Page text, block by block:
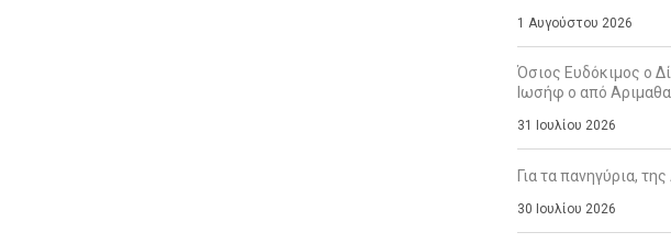
1 Αυγούστου 2026
Όσιος Ευδόκιμος ο
Ιωσήφ ο από
31 Ιουλίου 2026
Για τα πανηγύρια,
30 Ιουλίου 2026